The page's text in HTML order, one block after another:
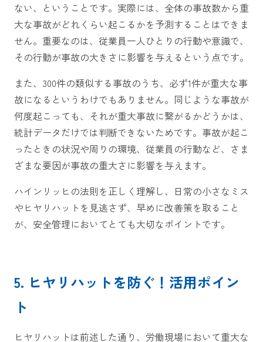
ない、ということです。実際には、全体の事故数から重
大な事故がどれくらい起こるかを予測することはできま
せん。重要なのは、従業員一人ひとりの行動や意識で、
その行動が事故の大きさに影響を与えるという点です。
また、300件の類似する事故のうち、必ず1件が重大な事
故になるというわけでもありません。同じような事故が
何度起こっても、それが重大事故に繋がるかどうかは、
統計データだけでは判断できないためです。事故が起こ
ったときの状況や周りの環境、従業員の行動など、さま
ざまな要因が事故の重大さに影響を与えます。
ハインリッヒの法則を正しく理解し、日常の小さなミス
やヒヤリハットを見逃さず、早めに改善策を取ること
が、安全管理においてとても大切なポイントです。
5. ヒヤリハットを防ぐ！活用ポイン
ト
ヒヤリハットは前述した通り、労働現場において重大な